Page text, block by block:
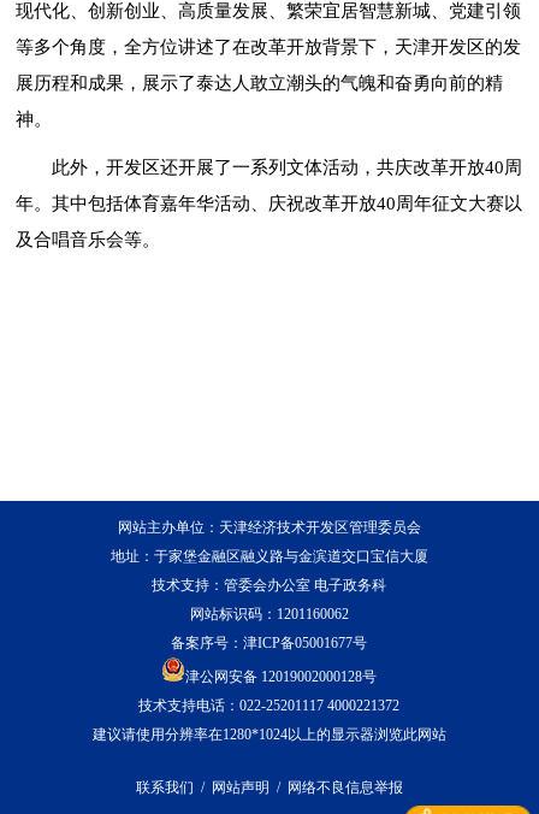
现代化、创新创业、高质量发展、繁荣宜居智慧新城、党建引领
等多个角度，全方位讲述了在改革开放背景下，天津开发区的发
展历程和成果，展示了泰达人敢立潮头的气魄和奋勇向前的精
神。
此外，开发区还开展了一系列文体活动，共庆改革开放40周
年。其中包括体育嘉年华活动、庆祝改革开放40周年征文大赛以
及合唱音乐会等。
网站主办单位：天津经济技术开发区管理委员会
地址：于家堡金融区融义路与金滨道交口宝信大厦
技术支持：管委会办公室 电子政务科
网站标识码：1201160062
备案序号：津ICP备05001677号
津公网安备 12019002000128号
技术支持电话：022-25201117 4000221372
建议请使用分辨率在1280*1024以上的显示器浏览此网站
联系我们 / 网站声明 / 网络不良信息举报